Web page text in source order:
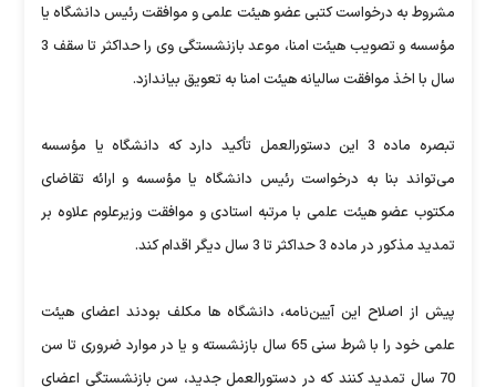
مشروط به درخواست كتبی عضو هیئت علمی و موافقت رئیس دانشگاه یا
مؤسسه و تصویب هیئت امنا، موعد بازنشستگی وی را حداكثر تا سقف 3
سال با اخذ موافقت سالیانه هیئت امنا به تعویق بیاندازد.
تبصره ماده 3 این دستورالعمل تأكید دارد كه دانشگاه یا مؤسسه
می‌تواند بنا به درخواست رئیس دانشگاه یا مؤسسه و ارائه تقاضای
مكتوب عضو هیئت علمی با مرتبه استادی و موافقت وزیرعلوم علاوه بر
تمدید مذكور در ماده 3 حداكثر تا 3 سال دیگر اقدام كند.
پیش از اصلاح این آیین‌نامه، دانشگاه ها مكلف بودند اعضای هیئت
علمی خود را با شرط سنی 65 سال بازنشسته و یا در موارد ضروری تا سن
70 سال تمدید كنند كه در دستورالعمل جدید، سن بازنشستگی اعضای